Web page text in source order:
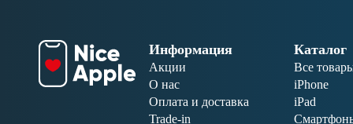
Информация
Акции
О нас
Оплата и доставка
Trade-in
Каталог
Все
iPhone
iPad